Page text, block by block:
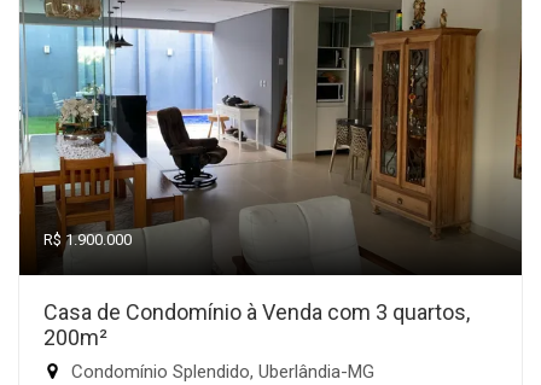
R$ 1.900.000
Casa de Condomínio à Venda com 3 quartos,
200m²
Condomínio Splendido, Uberlândia-MG